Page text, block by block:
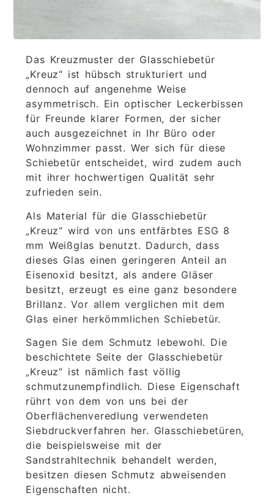
Das Kreuzmuster der Glasschiebetür
„Kreuz“ ist hübsch strukturiert und
dennoch auf angenehme Weise
asymmetrisch. Ein optischer Leckerbissen
für Freunde klarer Formen, der sicher
auch ausgezeichnet in Ihr Büro oder
Wohnzimmer passt. Wer sich für diese
Schiebetür entscheidet, wird zudem auch
mit ihrer hochwertigen Qualität sehr
zufrieden sein.
Als Material für die Glasschiebetür
„Kreuz“ wird von uns entfärbtes ESG 8
mm Weißglas benutzt. Dadurch, dass
dieses Glas einen geringeren Anteil an
Eisenoxid besitzt, als andere Gläser
besitzt, erzeugt es eine ganz besondere
Brillanz. Vor allem verglichen mit dem
Glas einer herkömmlichen Schiebetür.
Sagen Sie dem Schmutz lebewohl. Die
beschichtete Seite der Glasschiebetür
„Kreuz“ ist nämlich fast völlig
schmutzunempfindlich. Diese Eigenschaft
rührt von dem von uns bei der
Oberflächenveredlung verwendeten
Siebdruckverfahren her. Glasschiebetüren,
die beispielsweise mit der
Sandstrahltechnik behandelt werden,
besitzen diesen Schmutz abweisenden
Eigenschaften nicht.